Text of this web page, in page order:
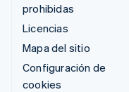
prohibidas
Licencias
Mapa del sitio
Configuración de
cookies